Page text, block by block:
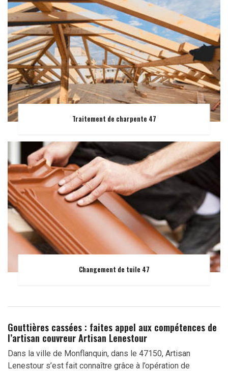
Traitement de charpente 47
Changement de tuile 47
Gouttières cassées : faites appel aux compétences de
l’artisan couvreur Artisan Lenestour
Dans la ville de Monflanquin, dans le 47150, Artisan
Lenestour s’est fait connaître grâce à l’opération de